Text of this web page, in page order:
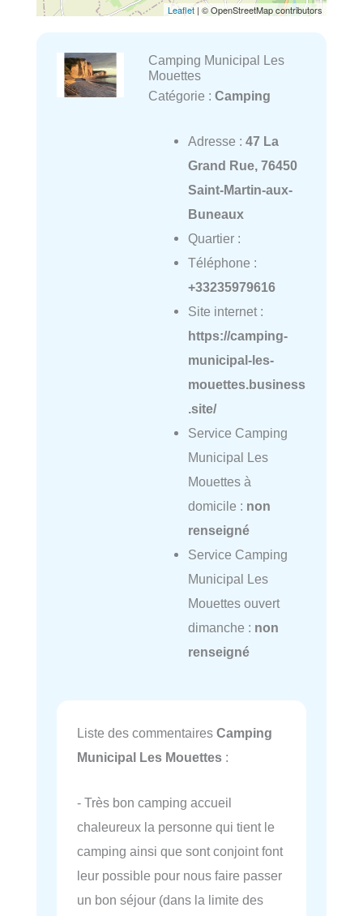
Leaflet | © OpenStreetMap contributors
Camping Municipal Les
Mouettes
Catégorie : Camping
Adresse : 47 La
Grand Rue, 76450
Saint-Martin-aux-
Buneaux
Quartier :
Téléphone :
+33235979616
Site internet :
https://camping-
municipal-les-
mouettes.business
.site/
Service Camping
Municipal Les
Mouettes à
domicile : non
renseigné
Service Camping
Municipal Les
Mouettes ouvert
dimanche : non
renseigné
Liste des commentaires Camping
Municipal Les Mouettes :
- Très bon camping accueil
chaleureux la personne qui tient le
camping ainsi que sont conjoint font
leur possible pour nous faire passer
un bon séjour (dans la limite des